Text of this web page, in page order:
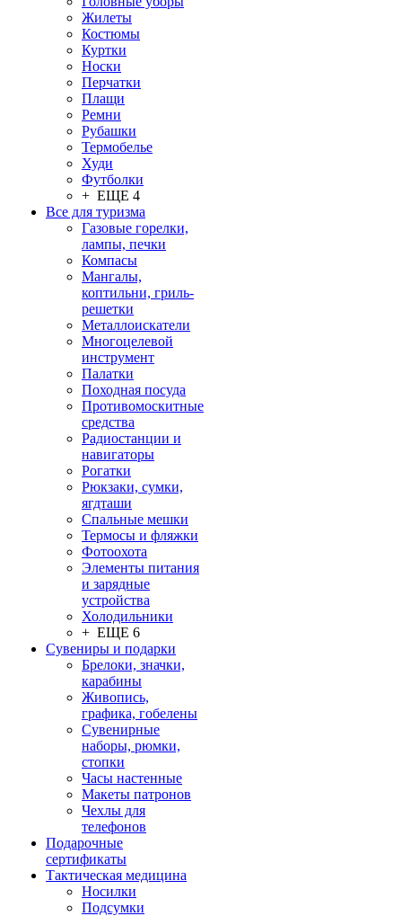
Жилеты
Костюмы
Куртки
Носки
Перчатки
Плащи
Ремни
Рубашки
Термобелье
Худи
Футболки
+ ЕЩЕ 4
Все для туризма
Газовые горелки,
лампы, печки
Компасы
Мангалы,
коптильни, гриль-
решетки
Металлоискатели
Многоцелевой
инструмент
Палатки
Походная посуда
Противомоскитные
средства
Радиостанции и
навигаторы
Рогатки
Рюкзаки, сумки,
ягдташи
Спальные мешки
Термосы и фляжки
Фотоохота
Элементы питания
и зарядные
устройства
Холодильники
+ ЕЩЕ 6
Сувениры и подарки
Брелоки, значки,
карабины
Живопись,
графика, гобелены
Сувенирные
наборы, рюмки,
стопки
Часы настенные
Макеты патронов
Чехлы для
телефонов
Подарочные
сертификаты
Тактическая медицина
Носилки
Подсумки